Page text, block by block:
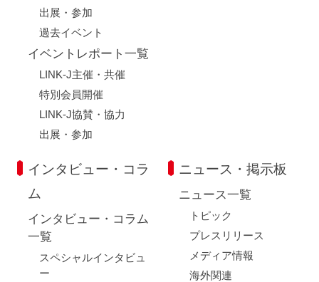
出展・参加
過去イベント
イベントレポート一覧
LINK-J主催・共催
特別会員開催
LINK-J協賛・協力
出展・参加
インタビュー・コラ
ム
インタビュー・コラム
一覧
スペシャルインタビュ
ー
ニュース・掲示板
ニュース一覧
トピック
プレスリリース
メディア情報
海外関連